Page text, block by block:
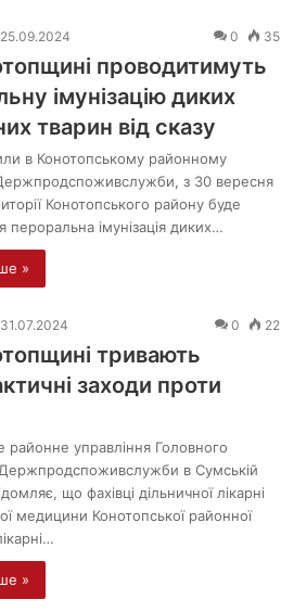
25.09.2024 0 35
проводитимуть
імунізацію диких
тварин від сказу
в Конотопському районному
Держпродспоживслужби, з 30 вересня
Конотопського району буде
пероральна імунізація диких…
»
31.07.2024 0 22
тривають
заходи проти
районне управління Головного
Держпродспоживслужби в Сумській
що фахівці дільничної лікарні
медицини Конотопської районної
»